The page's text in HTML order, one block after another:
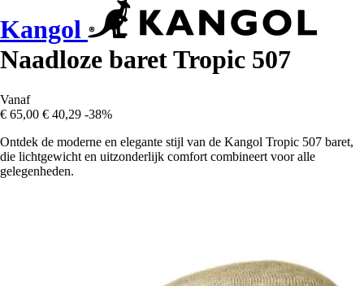
Kangol
Naadloze baret Tropic 507
Vanaf
€ 65,00 € 40,29 -38%
Ontdek de moderne en elegante stijl van de Kangol Tropic 507 baret,
die lichtgewicht en uitzonderlijk comfort combineert voor alle
gelegenheden.